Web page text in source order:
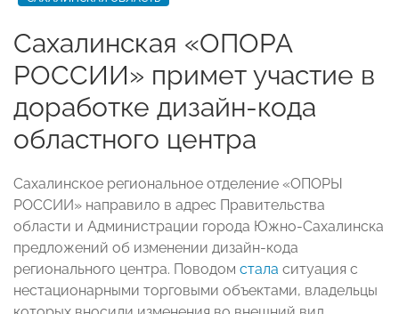
Сахалинская «ОПОРА
РОССИИ» примет участие в
доработке дизайн-кода
областного центра
Сахалинское региональное отделение «ОПОРЫ
РОССИИ» направило в адрес Правительства
области и Администрации города Южно-Сахалинска
предложений об изменении дизайн-кода
регионального центра. Поводом стала ситуация с
нестационарными торговыми объектами, владельцы